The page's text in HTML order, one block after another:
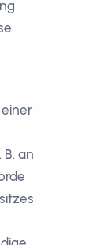
an